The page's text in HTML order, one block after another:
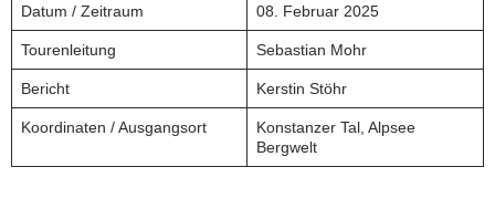
Datum / Zeitraum 08. Februar 2025
Tourenleitung Sebastian Mohr
Bericht Kerstin Stöhr
Koordinaten / Ausgangsort
Konstanzer Tal, Alpsee
Bergwelt